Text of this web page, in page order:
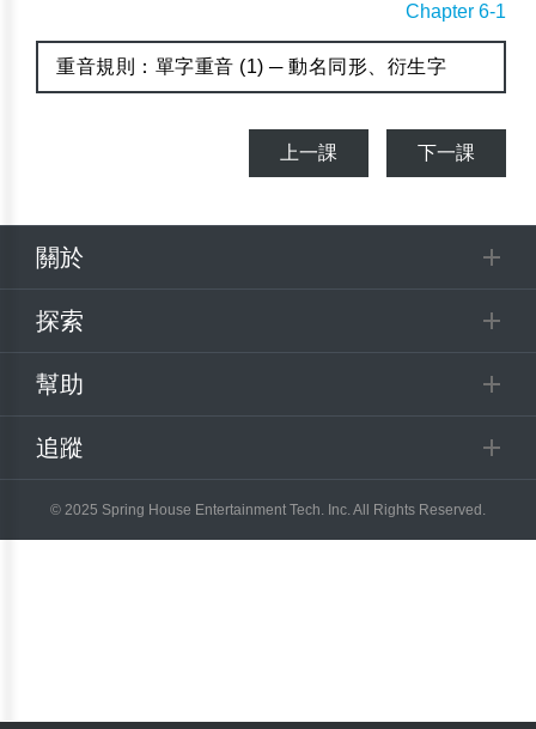
Chapter 6-1
重音規則：單字重音 (1) ─ 動名同形、衍生字
上一課 下一課
關於
探索
幫助
追蹤
© 2025 Spring House Entertainment Tech. Inc. All Rights Reserved.